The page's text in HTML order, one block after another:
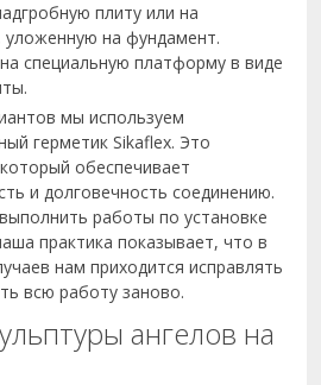
плиту или на
уложенную на фундамент.
специальную платформу в виде
мы используем
герметик Sikaflex. Это
обеспечивает
и долговечность соединению.
работы по установке
практика показывает, что в
нам приходится исправлять
всю работу заново.
ангелов на